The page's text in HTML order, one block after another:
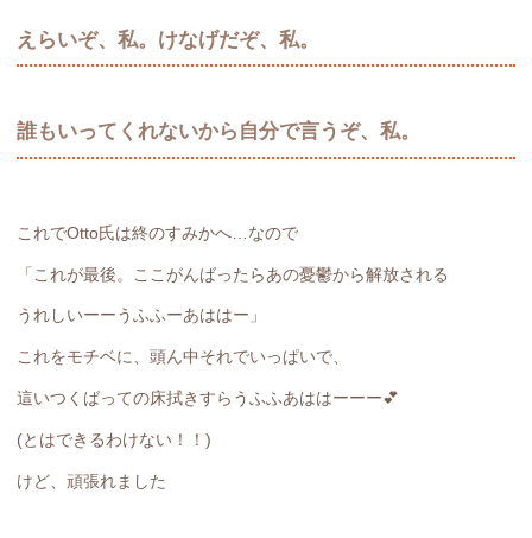
えらいぞ、私。けなげだぞ、私。
誰もいってくれないから自分で言うぞ、私。
これでOtto氏は終のすみかへ…なので
「これが最後。ここがんばったらあの憂鬱から解放される
うれしいーーうふふーあははー」
これをモチベに、頭ん中それでいっぱいで、
這いつくばっての床拭きすらうふふあははーーー💕
(とはできるわけない！！)
けど、頑張れました